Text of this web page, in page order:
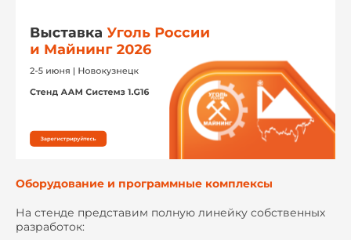
Оборудование и программные комплексы
На стенде представим полную линейку собственных
разработок: